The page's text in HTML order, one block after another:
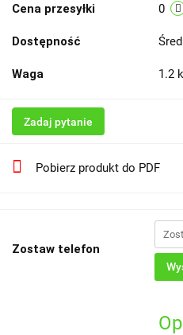
Cena przesyłki 0
Dostępność
Waga 1.2
Zadaj pytanie
Pobierz produkt do PDF
Zostaw telefon